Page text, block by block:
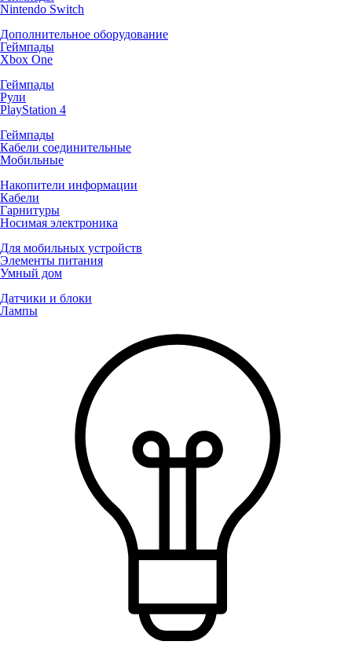
Nintendo Switch
Дополнительное оборудование
Геймпады
Xbox One
Геймпады
Рули
PlayStation 4
Геймпады
Кабели соединительные
Мобильные
Накопители информации
Кабели
Гарнитуры
Носимая электроника
Для мобильных устройств
Элементы питания
Умный дом
Датчики и блоки
Лампы